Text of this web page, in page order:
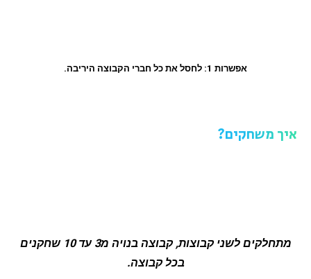
אפשרות 1: לחסל את כל חברי הקבוצה היריבה.
איך משחקים?
מתחלקים לשני קבוצות, קבוצה בנויה מ3 עד 10 שחקנים
בכל קבוצה.